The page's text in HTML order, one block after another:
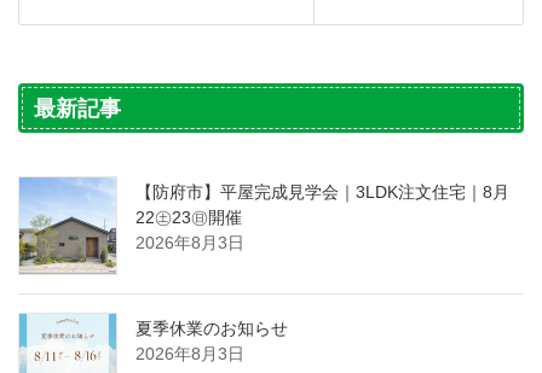
最新記事
【防府市】平屋完成見学会｜3LDK注文住宅｜8月
22㊏23㊐開催
2026年8月3日
夏季休業のお知らせ
2026年8月3日